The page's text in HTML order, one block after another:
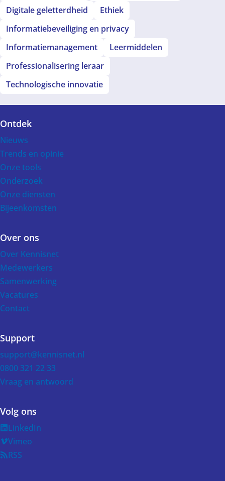
Digitale geletterdheid
Ethiek
Informatiebeveiliging en privacy
Informatiemanagement
Leermiddelen
Professionalisering leraar
Technologische innovatie
Voet
Ontdek
Nieuws
Trends en opinie
Onze tools
Onderzoek
Onze diensten
Bijeenkomsten
Over ons
Over Kennisnet
Medewerkers
Samenwerking
Vacatures
Contact
Support
support@kennisnet.nl
0800 321 22 33
Vraag en antwoord
Volg ons
LinkedIn
Vimeo
RSS